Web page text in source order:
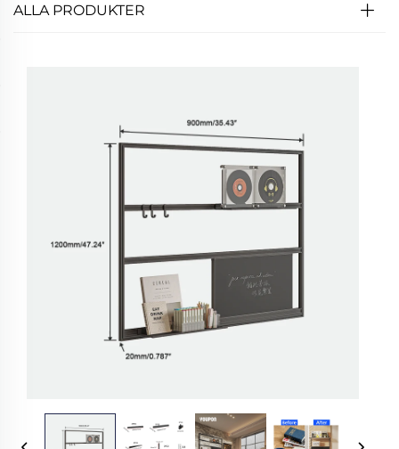
ALLA PRODUKTER